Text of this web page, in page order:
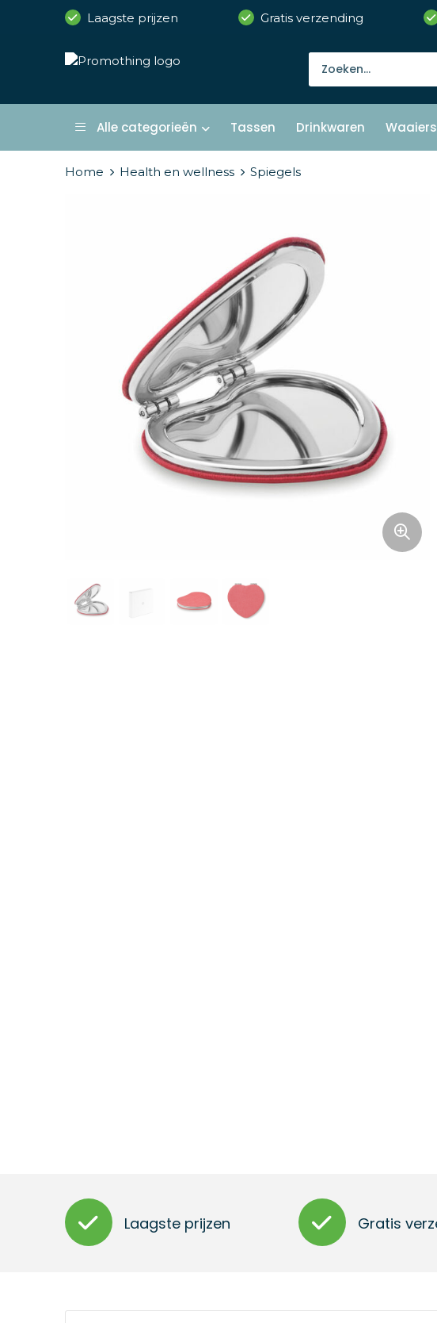
Laagste prijzen Gratis verzending
Alle categorieën Tassen Drinkwaren Waaiers
Home Health en wellness Spiegels
Laagste prijzen Gratis